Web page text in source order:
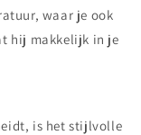
waar je ook
hij makkelijk in je
is het stijlvolle